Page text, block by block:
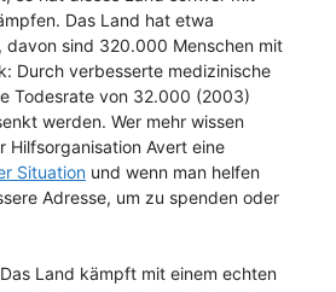
Das Land hat etwa
davon sind 320.000 Menschen mit
Durch verbesserte medizinische
Todesrate von 32.000 (2003)
werden. Wer mehr wissen
Hilfsorganisation Avert eine
Situation und wenn man helfen
Adresse, um zu spenden oder
Land kämpft mit einem echten